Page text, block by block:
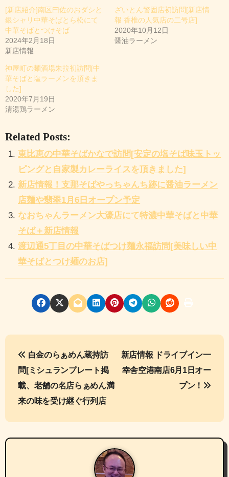
み
中
…
[新店紹介]南区曰佐のおダシと
銀シャリ中華そばとら松にて
中華そばとつけそば
2024年2月18日
新店情報
ざいとん警固店初訪問[新店情
報 香椎の人気店の二号店]
2020年10月12日
醤油ラーメン
神屋町の麺酒場朱拉初訪問[中
華そばと塩ラーメンを頂きま
した]
2020年7月19日
清湯鶏ラーメン
Related Posts:
東比恵の中華そばかなで訪問[安定の塩そば味玉トッ
ピングと自家製カレーライスを頂きました]
新店情報！支那そばやっちゃんち跡に醤油ラーメン
店麺や翡翠1月6日オープン予定
なおちゃんラーメン大濠店にて特濃中華そばと中華
そば＋新店情報
渡辺通5丁目の中華そばつけ麺永福訪問[美味しい中
華そばとつけ麺のお店]
投
稿
ナ
ビ
ゲ
白金のらぁめん蔵持訪
問[ミシュランプレート掲
載、老舗の名店らぁめん満
来の味を受け継ぐ行列店
新店情報 ドライブイン一
幸舎空港南店6月1日オー
プン！